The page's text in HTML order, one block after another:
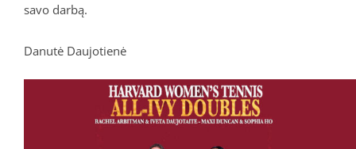
savo darbą.
Danutė Daujotienė